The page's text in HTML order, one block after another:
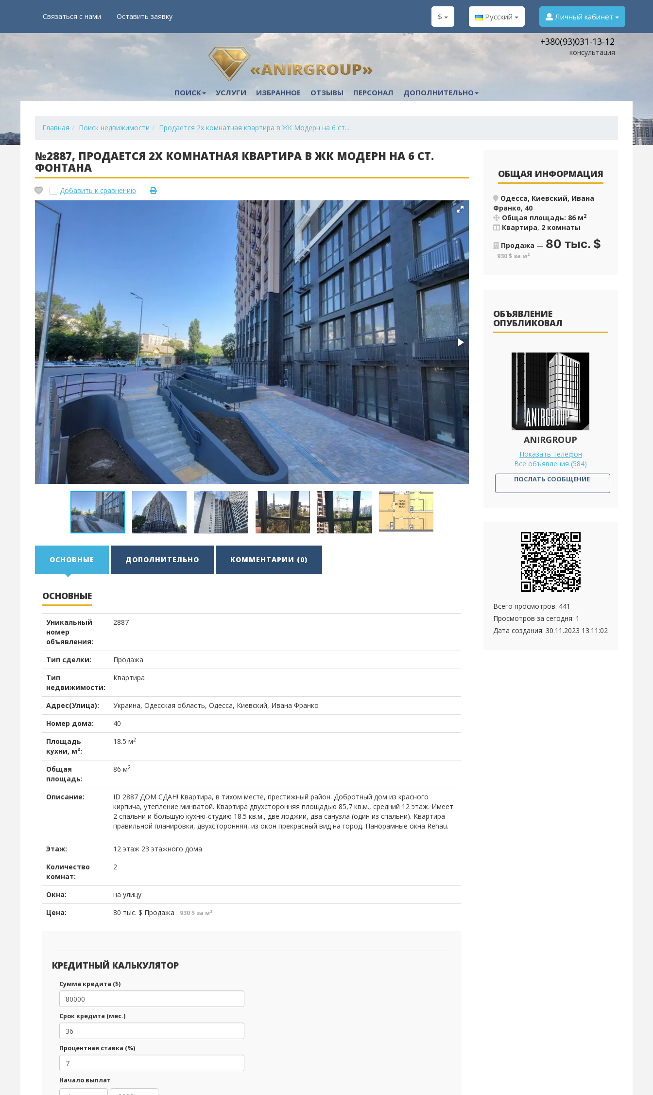
Связаться с нами Оставить заявку $ Русский Личный кабинет
+380(93)031-13-12
консультация
ПОИСК УСЛУГИ ИЗБРАННОЕ ОТЗЫВЫ ПЕРСОНАЛ ДОПОЛНИТЕЛЬНО
Главная Поиск недвижимости Продается 2х комнатная квартира в ЖК Модерн на 6 ст....
№2887, ПРОДАЕТСЯ 2Х КОМНАТНАЯ КВАРТИРА В ЖК МОДЕРН НА 6 СТ.
ФОНТАНА
Добавить к сравнению
ОСНОВНЫЕ ДОПОЛНИТЕЛЬНО КОММЕНТАРИИ (0)
ОСНОВНЫЕ
Уникальный
номер
объявления:
2887
Тип сделки:
Продажа
Тип
недвижимости:
Квартира
Адрес(Улица):
Украина, Одесская область, Одесса, Киевский, Ивана Франко
Номер дома:
40
Площадь
кухни, м²:
18.5 м2
Общая
площадь:
86 м2
Описание:
ID 2887 ДОМ СДАН! Квартира, в тихом месте, престижный район. Добротный дом из красного
кирпича, утепление минватой. Квартира двухсторонняя площадью 85,7 кв.м., средний 12 этаж. Имеет
2 спальни и большую кухню-студию 18.5 кв.м., две лоджии, два санузла (один из спальни). Квартира
правильной планировки, двухсторонняя, из окон прекрасный вид на город. Панорамные окна Rehau.
Этаж:
12 этаж 23 этажного дома
Количество
комнат:
2
Окна:
на улицу
Цена:
80 тыс. $ Продажа 930 $ за м²
КРЕДИТНЫЙ КАЛЬКУЛЯТОР
Сумма кредита ($)
Срок кредита (мес.)
Процентная ставка (%)
Начало выплат
ОБЩАЯ ИНФОРМАЦИЯ
Одесса, Киевский, Ивана
Франко, 40
Общая площадь: 86 м2
Квартира, 2 комнаты
Продажа — 80 тыс. $
930 $ за м²
ОБЪЯВЛЕНИЕ
ОПУБЛИКОВАЛ
ANIRGROUP
Показать телефон
Все объявления (584)
ПОСЛАТЬ СООБЩЕНИЕ
Всего просмотров: 441
Просмотров за сегодня: 1
Дата создания: 30.11.2023 13:11:02